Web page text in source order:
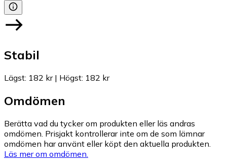
Stabil
Lägst: 182 kr| Högst: 182 kr
Omdömen
Berätta vad du tycker om produkten eller läs andras
omdömen. Prisjakt kontrollerar inte om de som lämnar
omdömen har använt eller köpt den aktuella produkten.
Läs mer om omdömen.